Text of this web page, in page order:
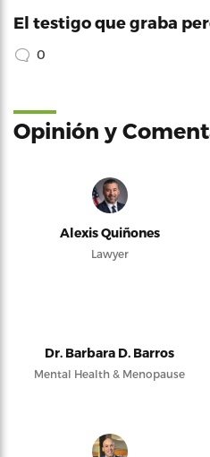
El testigo que graba
0
Opinión y
Alexis Quiñones
Lawyer
Dr. Barbara D. Barros
Mental Health & Menopause